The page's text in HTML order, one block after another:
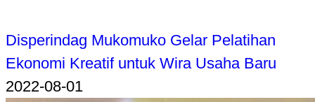
Disperindag Mukomuko Gelar Pelatihan
Ekonomi Kreatif untuk Wira Usaha Baru
2022-08-01